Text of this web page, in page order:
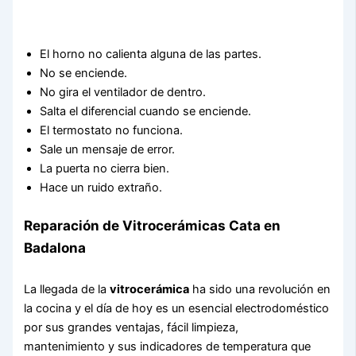
El horno no calienta alguna de las partes.
No se enciende.
No gira el ventilador de dentro.
Salta el diferencial cuando se enciende.
El termostato no funciona.
Sale un mensaje de error.
La puerta no cierra bien.
Hace un ruido extraño.
Reparación de Vitrocerámicas Cata en
Badalona
La llegada de lavitrocerámica ha sido una revolución en
la cocina y el día de hoy es un esencial electrodoméstico
por sus grandes ventajas, fácil limpieza,
mantenimiento y sus indicadores de temperatura que